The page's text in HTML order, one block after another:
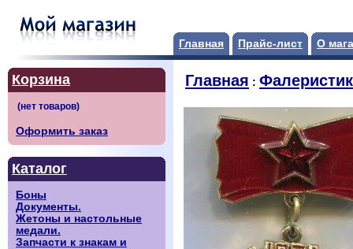
Главная Прайс-лист О
Корзина
Оформить заказ
Каталог
Боны
Документы.
Жетоны и настольные
медали.
Запчасти к знакам и
Главная :